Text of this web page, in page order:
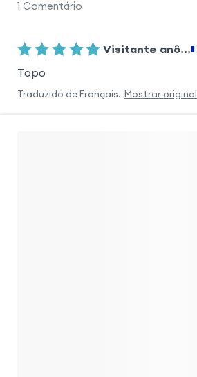
1 Comentário
Visitante anô...
Topo
Traduzido deFrançais. Mostrar original